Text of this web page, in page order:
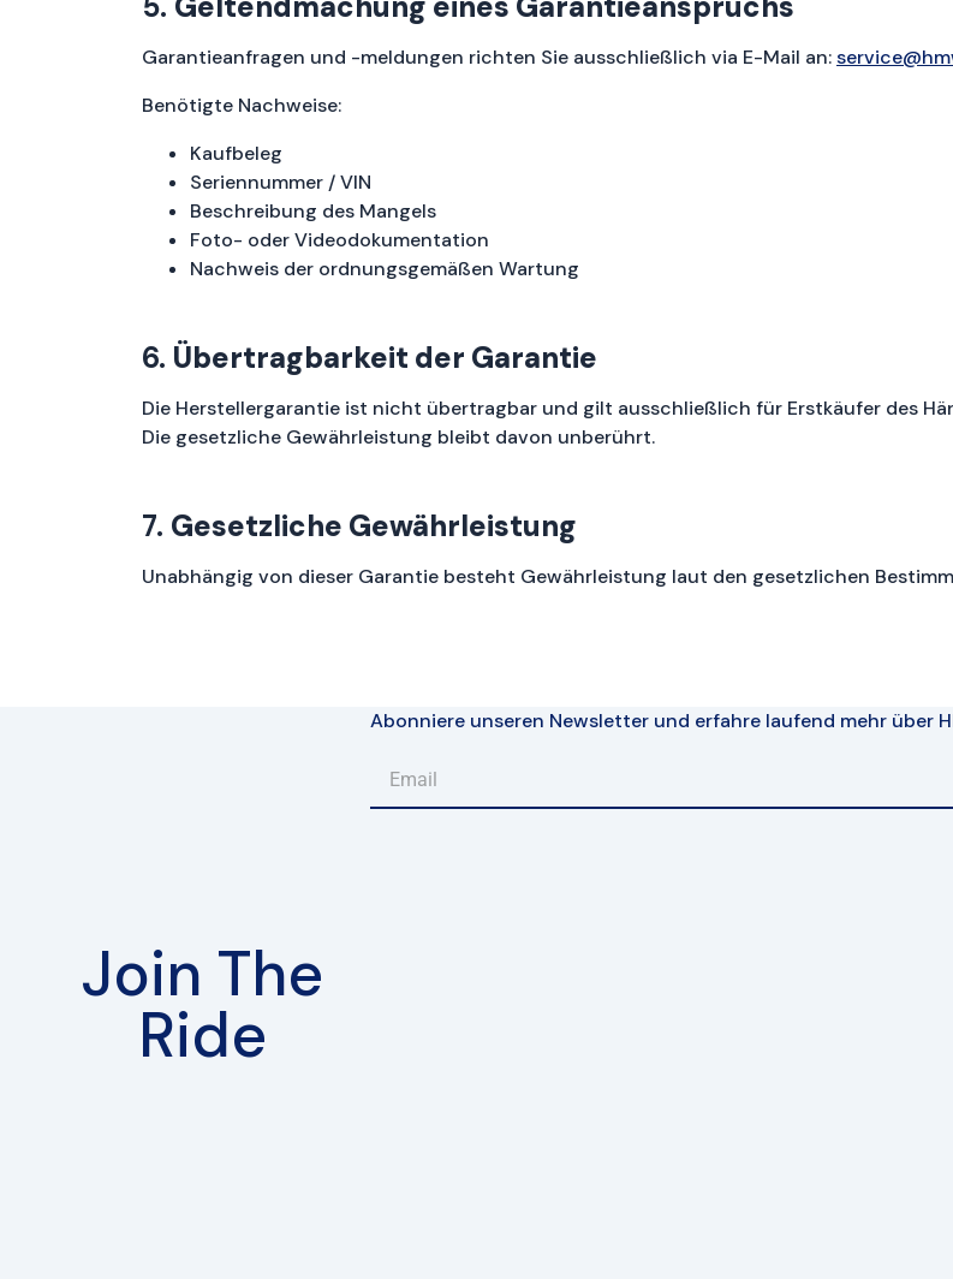
Garantieanfragen und -meldungen richten Sie ausschließlich via E-Mail an:
Benötigte Nachweise:
Kaufbeleg
Seriennummer / VIN
Beschreibung des Mangels
Foto- oder Videodokumentation
Nachweis der ordnungsgemäßen Wartung
6. Übertragbarkeit der Garantie
Die Herstellergarantie ist nicht übertragbar und gilt ausschließlich für Erstkäufer des
Die gesetzliche Gewährleistung bleibt davon unberührt.
7. Gesetzliche Gewährleistung
Unabhängig von dieser Garantie besteht Gewährleistung laut den gesetzlichen
Join The
Ride
Abonniere unseren Newsletter und erfahre laufend mehr über